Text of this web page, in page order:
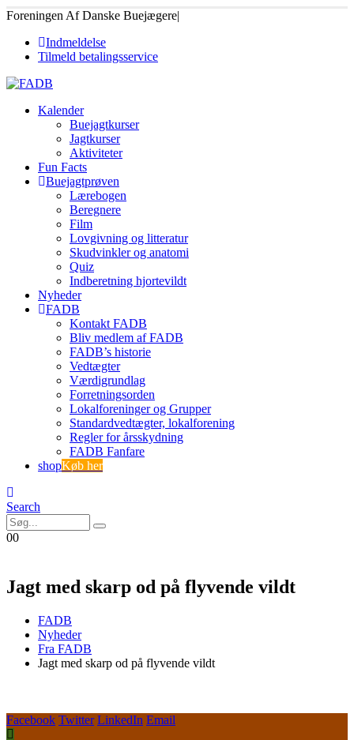
Foreningen Af Danske Buejægere|
Indmeldelse
Tilmeld betalingsservice
Kalender
Buejagtkurser
Jagtkurser
Aktiviteter
Fun Facts
Buejagtprøven
Lærebogen
Beregnere
Film
Lovgivning og litteratur
Skudvinkler og anatomi
Quiz
Indberetning hjortevildt
Nyheder
FADB
Kontakt FADB
Bliv medlem af FADB
FADB’s historie
Vedtægter
Værdigrundlag
Forretningsorden
Lokalforeninger og Grupper
Standardvedtægter, lokalforening
Regler for årsskydning
FADB Fanfare
shopKøb her
Search
00
Jagt med skarp od på flyvende vildt
FADB
Nyheder
Fra FADB
Jagt med skarp od på flyvende vildt
Facebook Twitter LinkedIn Email